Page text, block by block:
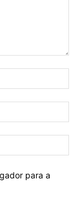
para a